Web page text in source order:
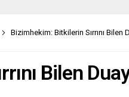
Bizimhekim: Bitkilerin Sırrını Bilen
Bilen